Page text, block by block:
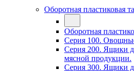
Оборотная пластиковая
Оборотная
Серия 100.
Серия 200. Ящики
мясной продукции.
Серия 300. Ящики